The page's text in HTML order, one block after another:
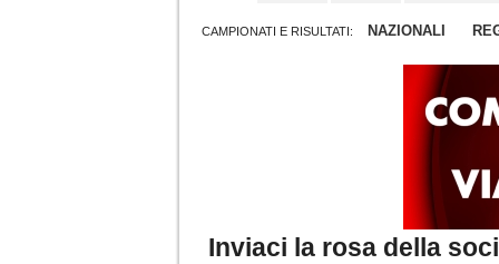
CAMPIONATI E RISULTATI: NAZIONALI
Inviaci la rosa della